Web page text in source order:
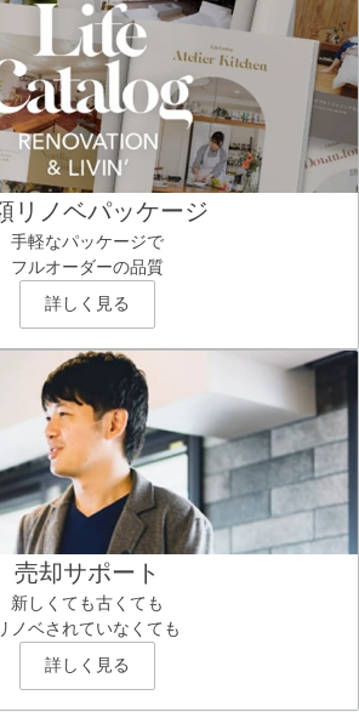
リノベパッケージ
手軽なパッケージで
フルオーダーの品質
詳しく見る
売却サポート
新しくても古くても
ノベされていなくても
詳しく見る